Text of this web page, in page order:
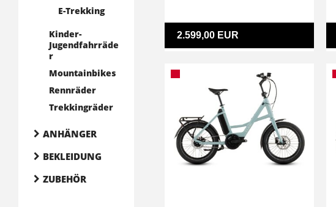
E-Trekking
Kinder-
Jugendfahrräde
r
Mountainbikes
Rennräder
Trekkingräder
ANHÄNGER
BEKLEIDUNG
ZUBEHÖR
2.599,00 EUR